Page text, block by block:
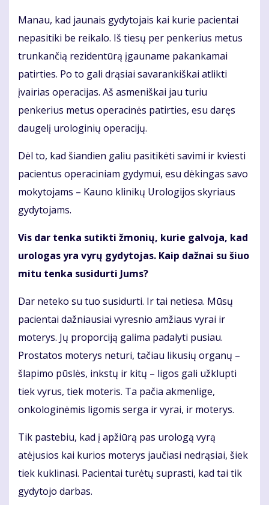
Manau, kad jaunais gydytojais kai kurie pacientai
nepasitiki be reikalo. Iš tiesų per penkerius metus
trunkančią rezidentūrą įgauname pakankamai
patirties. Po to gali drąsiai savarankiškai atlikti
įvairias operacijas. Aš asmeniškai jau turiu
penkerius metus operacinės patirties, esu daręs
daugelį urologinių operacijų.
Dėl to, kad šiandien galiu pasitikėti savimi ir kviesti
pacientus operaciniam gydymui, esu dėkingas savo
mokytojams – Kauno klinikų Urologijos skyriaus
gydytojams.
Vis dar tenka sutikti žmonių, kurie galvoja, kad
urologas yra vyrų gydytojas. Kaip dažnai su šiuo
mitu tenka susidurti Jums?
Dar neteko su tuo susidurti. Ir tai netiesa. Mūsų
pacientai dažniausiai vyresnio amžiaus vyrai ir
moterys. Jų proporciją galima padalyti pusiau.
Prostatos moterys neturi, tačiau likusių organų –
šlapimo pūslės, inkstų ir kitų – ligos gali užklupti
tiek vyrus, tiek moteris. Ta pačia akmenlige,
onkologinėmis ligomis serga ir vyrai, ir moterys.
Tik pastebiu, kad į apžiūrą pas urologą vyrą
atėjusios kai kurios moterys jaučiasi nedrąsiai, šiek
tiek kuklinasi. Pacientai turėtų suprasti, kad tai tik
gydytojo darbas.